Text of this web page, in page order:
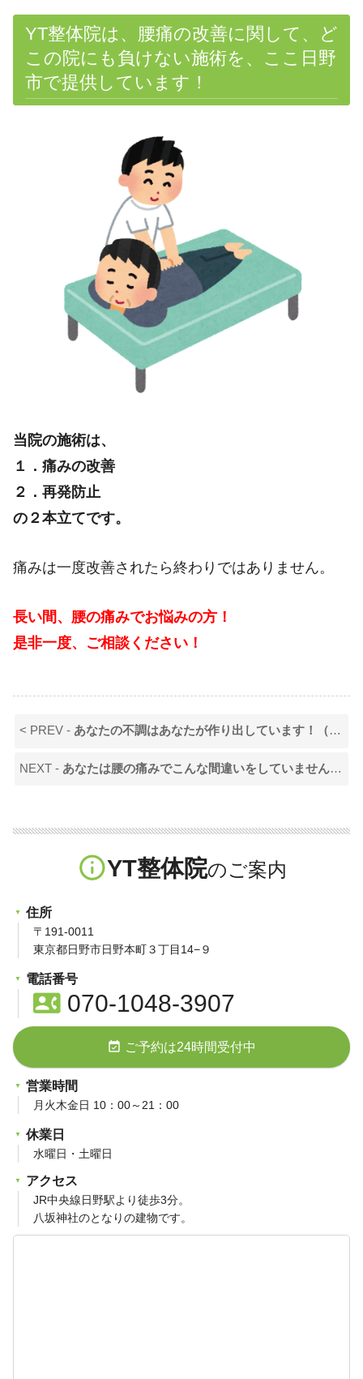
YT整体院は、腰痛の改善に関して、ど
この院にも負けない施術を、ここ日野
市で提供しています！
当院の施術は、
１．痛みの改善
２．再発防止
の２本立てです。
痛みは一度改善されたら終わりではありません。
長い間、腰の痛みでお悩みの方！
是非一度、ご相談ください！
< PREV - あなたの不調はあなたが作り出しています！（日野市の腰痛専門YT整体院）
NEXT - あなたは腰の痛みでこんな間違いをしていませんか？（日野市の腰痛専門YT整体院）
info_outlineYT整体院
住所
〒191-0011
東京都日野市日野本町３丁目14−９
電話番号
contact_phone070-1048-3907
event_available ご予約は24時間受付中
営業時間
月火木金日 10：00～21：00
休業日
水曜日・土曜日
アクセス
JR中央線日野駅より徒歩3分。
八坂神社のとなりの建物です。